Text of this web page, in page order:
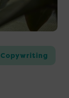
Copywriting